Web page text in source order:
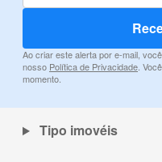
Ao criar este alerta por e-mail,
nosso Política de Privacidade.
momento.
Tipo imovéis